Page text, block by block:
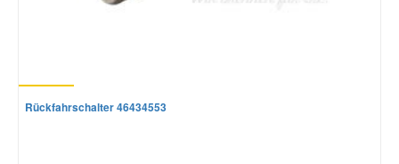
Rückfahrschalter 46434553
Toyota Ersatzteile